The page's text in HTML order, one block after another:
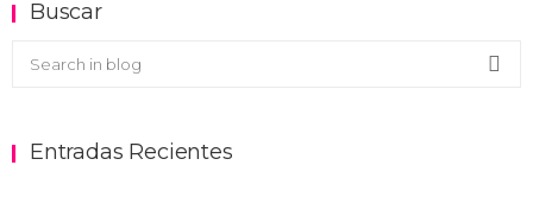
Buscar
Buscar en el blog
Entradas Recientes